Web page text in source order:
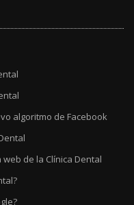
algoritmo de Facebook
de la Clínica Dental